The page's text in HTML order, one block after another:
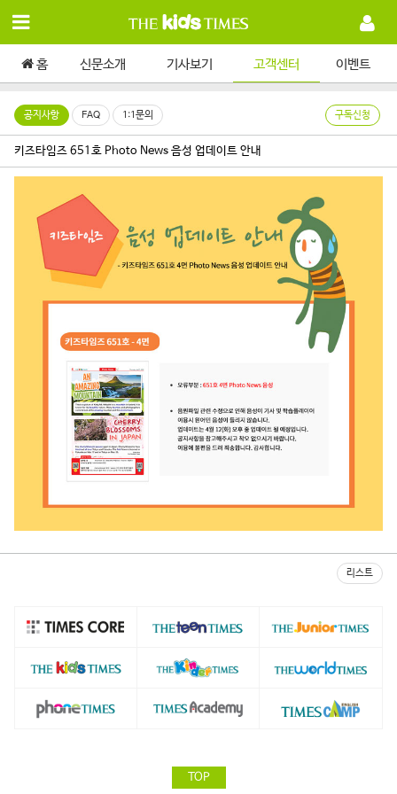
홈 신문소개 기사보기 고객센터 이벤트
공지사항 FAQ 1:1문의 구독신청
키즈타임즈 651호 Photo News 음성 업데이트 안내
리스트
TOP